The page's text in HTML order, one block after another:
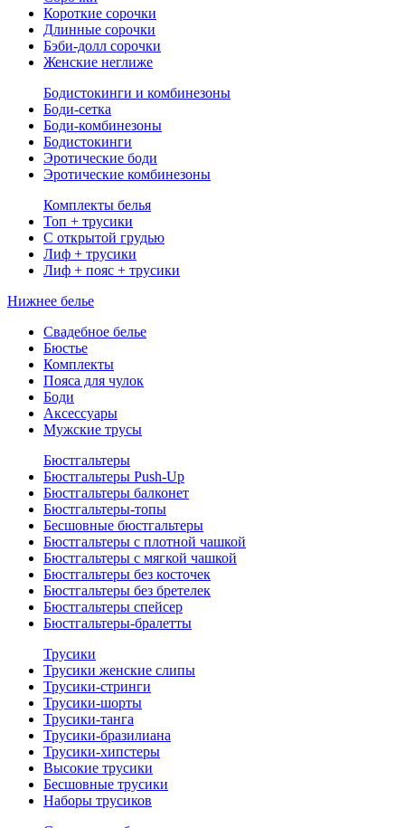
Короткие сорочки
Длинные сорочки
Бэби-долл сорочки
Женские неглиже
Бодистокинги и комбинезоны
Боди-сетка
Боди-комбинезоны
Бодистокинги
Эротические боди
Эротические комбинезоны
Комплекты белья
Топ + трусики
С открытой грудью
Лиф + трусики
Лиф + пояс + трусики
Нижнее белье
Свадебное белье
Бюстье
Комплекты
Пояса для чулок
Боди
Аксессуары
Мужские трусы
Бюстгальтеры
Бюстгальтеры Push-Up
Бюстгальтеры балконет
Бюстгальтеры-топы
Бесшовные бюстгальтеры
Бюстгальтеры с плотной чашкой
Бюстгальтеры с мягкой чашкой
Бюстгальтеры без косточек
Бюстгальтеры без бретелек
Бюстгальтеры спейсер
Бюстгальтеры-бралетты
Трусики
Трусики женские слипы
Трусики-стринги
Трусики-шорты
Трусики-танга
Трусики-бразилиана
Трусики-хипстеры
Высокие трусики
Бесшовные трусики
Наборы трусиков